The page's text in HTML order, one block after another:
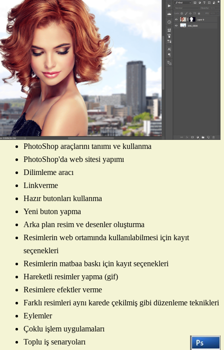
PhotoShop araçlarını tanımı ve kullanma
PhotoShop'da web sitesi yapımı
Dilimleme aracı
Linkverme
Hazır butonları kullanma
Yeni buton yapma
Arka plan resim ve desenler oluşturma
Resimlerin web ortamında kullanılabilmesi için kayıt
seçenekleri
Resimlerin matbaa baskı için kayıt seçenekleri
Hareketli resimler yapma (gif)
Resimlere efektler verme
Farklı resimleri aynı karede çekilmiş gibi düzenleme teknikleri
Eylemler
Çoklu işlem uygulamaları
Toplu iş senaryoları